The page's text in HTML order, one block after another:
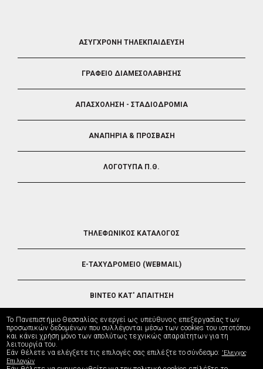
ΑΣΥΓΧΡΟΝΗ ΤΗΛΕΚΠΑΙΔΕΥΣΗ
ΓΡΑΦΕΙΟ ΔΙΑΜΕΣΟΛΑΒΗΣΗΣ
ΑΠΑΣΧΟΛΗΣΗ - ΣΤΑΔΙΟΔΡΟΜΙΑ
ΑΝΑΠΗΡΙΑ & ΠΡΟΣΒΑΣΗ
ΛΟΓΟΤΥΠΑ Π.Θ.
ΤΗΛΕΦΩΝΙΚΟΣ ΚΑΤΑΛΟΓΟΣ
E-ΤΑΧΥΔΡΟΜΕΙΟ (WEBMAIL)
ΒΙΝΤΕΟ ΚΑΤ' ΑΠΑΙΤΗΣΗ
ΤΗΛΕΥΠΟΣΤΗΡΙΞΗ
ΔΙΕΥΘΥΝΣΗ ΜΗΧΑΝΟΡΓΑΝΩΣΗΣ
Το Πανεπιστήμιο Θεσσαλίας ενεργεί ως υπεύθυνος επεξεργασίας των
προσωπικών δεδομένων που συλλέγονται μέσω των cookies του ιστοτόπου
και κάνει χρήση μόνο των απολύτως τεχνικώς απαραίτητων για τη
λειτουργία του.
Εάν θέλετε να ελέγξετε τις επιλογές σας επιλέξτε το σύνδεσμο: 'Ελεγχος
Επιλογών